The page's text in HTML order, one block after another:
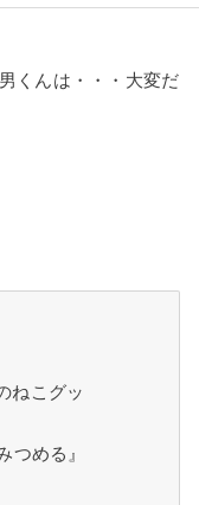
くんは・・・大変だ
ねこグッ
つめる』